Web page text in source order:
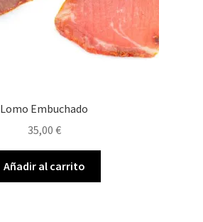
Lomo Embuchado
35,00 €
Añadir al carrito